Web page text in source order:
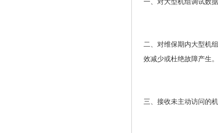
一、对大型机组调试数
二、对维保期内大型机
效减少或杜绝故障产生。
三、接收未主动访问的